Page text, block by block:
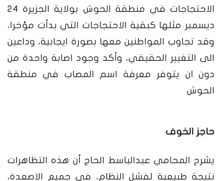
الاحتجاجات في منطقة الحوش بولاية الجزيرة 24
ديسمبر مثلها كبقية الاحتجاجات التي بدأت مؤخرا،
وقد تجاوب المواطنين معها بصورة ايجابية، وداعين
الى التغيير الحقيقي، وأكد وجود اصابة واحدة من
دون ان يتوفر معرفة اسم المصاب في منطقة
الحوش
حاجز الخوف
يشرح المحامي عبدالباسط الحاج أن هذه التظاهرات
نتيجة طبيعية لفشل النظام، في جميع الاصعدة،